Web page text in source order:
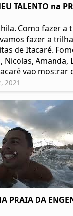
TALENTO na
Como fazer a
fazer a
de Itacaré.
Nicolas, Amanda,
vao mostrar
2021
PRAIA DA